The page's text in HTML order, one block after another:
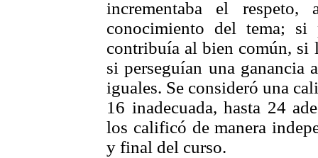
incrementaba el
conocimiento del tema; si
contribuía al bien común, si
si perseguían una ganancia
iguales. Se consideró una
16 inadecuada, hasta 24
los calificó de manera
y final del curso.